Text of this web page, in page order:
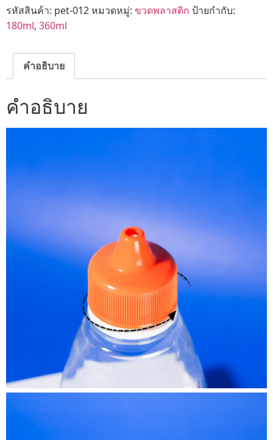
รหัสสินค้า: pet-012หมวดหมู่: ขวดพลาสติก ป้ายกำกับ:
180ml, 360ml
คำอธิบาย
คำอธิบาย